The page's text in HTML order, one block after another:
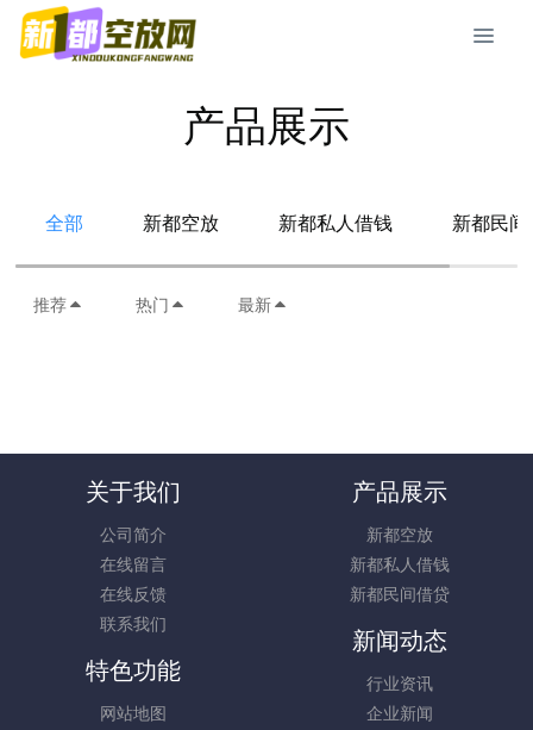
产品展示
全部 新都空放 新都私人借钱 新都民
推荐 热门 最新
关于我们
公司简介
在线留言
在线反馈
联系我们
产品展示
新都空放
新都私人借钱
新都民间借贷
新闻动态
行业资讯
企业新闻
特色功能
网站地图